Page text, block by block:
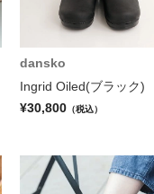
dansko
Ingrid Oiled(ブラック)
¥30,800 （税込）